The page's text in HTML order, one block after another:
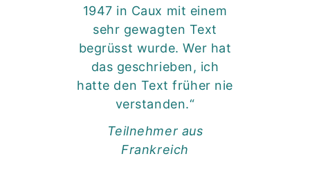
1947 in Caux mit einem
sehr gewagten Text
begrüsst wurde. Wer hat
das geschrieben, ich
hatte den Text früher nie
verstanden.“
Teilnehmer aus
Frankreich